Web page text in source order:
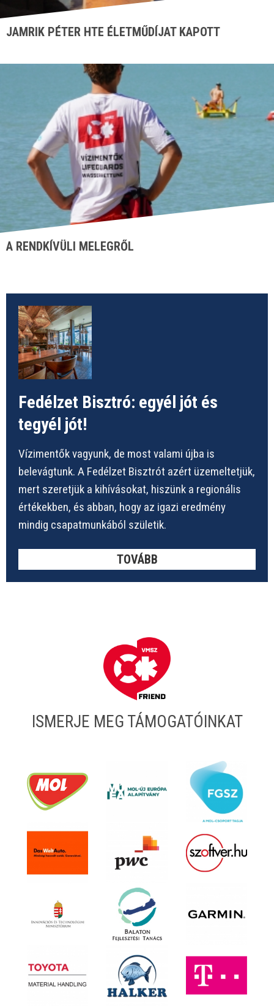
JAMRIK PÉTER HTE ÉLETMŰDÍJAT KAPOTT
A RENDKÍVÜLI MELEGRŐL
Fedélzet Bisztró: egyél jót és
tegyél jót!
Vízimentők vagyunk, de most valami újba is
belevágtunk. A Fedélzet Bisztrót azért üzemeltetjük,
mert szeretjük a kihívásokat, hiszünk a regionális
értékekben, és abban, hogy az igazi eredmény
mindig csapatmunkából születik.
TOVÁBB
ISMERJE MEG TÁMOGATÓINKAT